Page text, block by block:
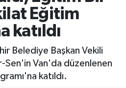
Eğitim
katıldı
Belediye Başkan Vekili
Sen'in Van'da düzenlenen
katıldı.
Haritası
ve Fikstür